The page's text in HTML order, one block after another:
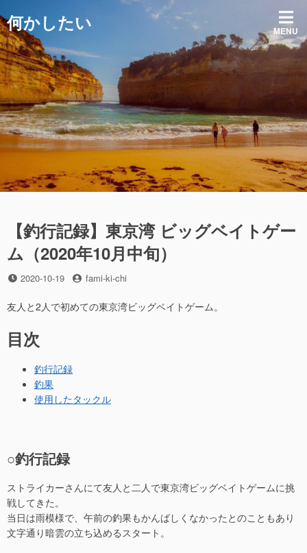
ン
テ
ン
ツ
へ
ス
キ
ッ
プ
何かしたい MENU
【釣行記録】東京湾 ビッグベイトゲー
ム（2020年10月中旬）
投
日
2020-10-19
投
者
fami-ki-chi
友人と2人で初めての東京湾ビッグベイトゲーム。
目次
釣行記録
釣果
使用したタックル
○釣行記録
ストライカーさんにて友人と二人で東京湾ビッグベイトゲームに挑
戦してきた。
当日は雨模様で、午前の釣果もかんばしくなかったとのこともあり
文字通り暗雲の立ち込めるスタート。